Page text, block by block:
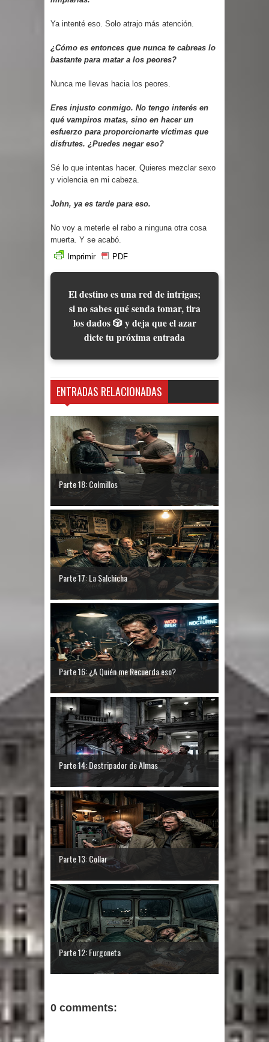
Ya intenté eso. Solo atrajo más atención.
¿Cómo es entonces que nunca te cabreas lo
bastante para matar a los peores?
Nunca me llevas hacia los peores.
Eres injusto conmigo. No tengo interés en
qué vampiros matas, sino en hacer un
esfuerzo para proporcionarte víctimas que
disfrutes. ¿Puedes negar eso?
Sé lo que intentas hacer. Quieres mezclar sexo
y violencia en mi cabeza.
John, ya es tarde para eso.
No voy a meterle el rabo a ninguna otra cosa
muerta. Y se acabó.
Imprimir
PDF
El destino es una red de intrigas;
si no sabes qué senda tomar, tira
los dados 🎲 y deja que el azar
dicte tu próxima entrada
ENTRADAS RELACIONADAS
Parte 18: Colmillos
Parte 17: La Salchicha
Parte 16: ¿A Quién me Recuerda eso?
Parte 14: Destripador de Almas
Parte 13: Collar
Parte 12: Furgoneta
0 comments: